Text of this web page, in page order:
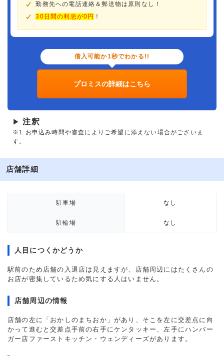
勤務先への電話連絡＆郵送物は原則なし！
30日間の利息が0円 ！
借入可能か1秒でわかる!!
プロミスの詳細はこちら
▶ 注釈
※1.お申込み時間や審査によりご希望に添えない場合がございま
す。
店舗詳細
駐車場 なし
駐輪場 なし
人目につくかどうか
駅前のため店舗の入退店は見えますが、店舗周辺にはたくさんの
お店が密集しているため気にする人はいません。
店舗周辺の情報
店舗の左に「おかしのまちおか」があり、そこを左に交差点に向
かって進むと交差点手前の右手にケンタッキー、左手にハンバー
ガー店ファーストキッチン・ウェンディーズがあります。